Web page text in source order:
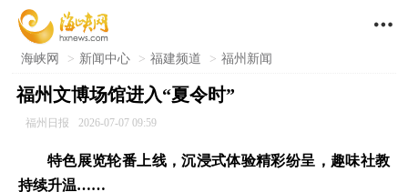

海峡网 > 新闻中心 > 福建频道 > 福州新闻
福州文博场馆进入“夏令时”
福州日报 2026-07-07 09:59
特色展览轮番上线，沉浸式体验精彩纷呈，趣味社教
持续升温……